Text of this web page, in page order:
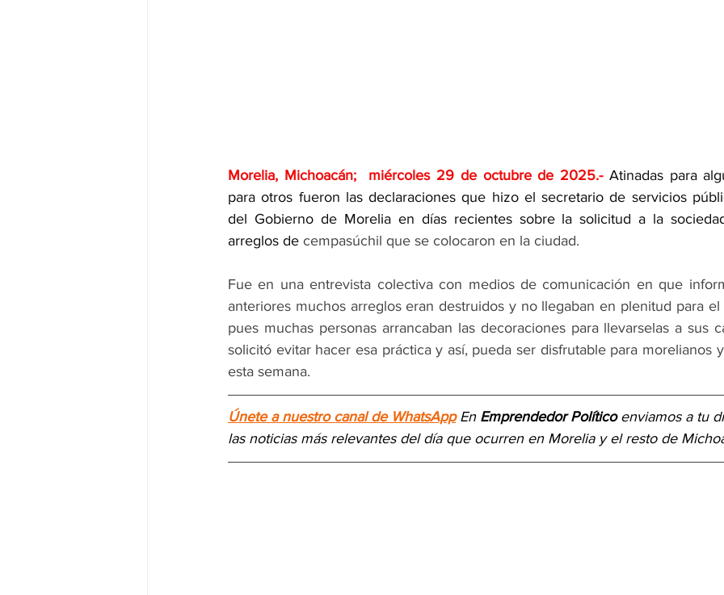
Morelia, Michoacán;  miércoles 29 de octubre de 2025.- Atinadas para
para otros fueron las declaraciones que hizo el secretario de servicios
del Gobierno de Morelia en días recientes sobre la solicitud a la
arreglos de cempasúchil que se colocaron en la ciudad.
Fue en una entrevista colectiva con medios de comunicación en que
anteriores muchos arreglos eran destruidos y no llegaban en plenitud para
pues muchas personas arrancaban las decoraciones para llevarselas a sus
solicitó evitar hacer esa práctica y así, pueda ser disfrutable para morelianos
esta semana.
Únete a nuestro canal de WhatsApp En Emprendedor Político enviamos a tu
las noticias más relevantes del día que ocurren en Morelia y el resto de